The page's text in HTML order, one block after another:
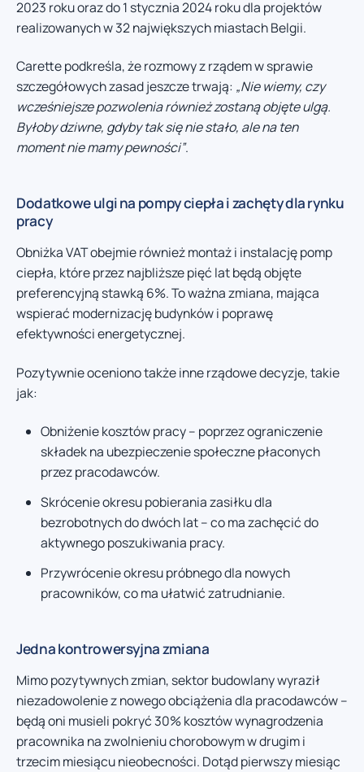
2023 roku oraz do 1 stycznia 2024 roku dla projektów
realizowanych w 32 największych miastach Belgii.
Carette podkreśla, że rozmowy z rządem w sprawie
szczegółowych zasad jeszcze trwają: „Nie wiemy, czy
wcześniejsze pozwolenia również zostaną objęte ulgą.
Byłoby dziwne, gdyby tak się nie stało, ale na ten
moment nie mamy pewności”.
Dodatkowe ulgi na pompy ciepła i zachęty dla rynku
pracy
Obniżka VAT obejmie również montaż i instalację pomp
ciepła, które przez najbliższe pięć lat będą objęte
preferencyjną stawką 6%. To ważna zmiana, mająca
wspierać modernizację budynków i poprawę
efektywności energetycznej.
Pozytywnie oceniono także inne rządowe decyzje, takie
jak:
Obniżenie kosztów pracy – poprzez ograniczenie
składek na ubezpieczenie społeczne płaconych
przez pracodawców.
Skrócenie okresu pobierania zasiłku dla
bezrobotnych do dwóch lat – co ma zachęcić do
aktywnego poszukiwania pracy.
Przywrócenie okresu próbnego dla nowych
pracowników, co ma ułatwić zatrudnianie.
Jedna kontrowersyjna zmiana
Mimo pozytywnych zmian, sektor budowlany wyraził
niezadowolenie z nowego obciążenia dla pracodawców –
będą oni musieli pokryć 30% kosztów wynagrodzenia
pracownika na zwolnieniu chorobowym w drugim i
trzecim miesiącu nieobecności. Dotąd pierwszy miesiąc